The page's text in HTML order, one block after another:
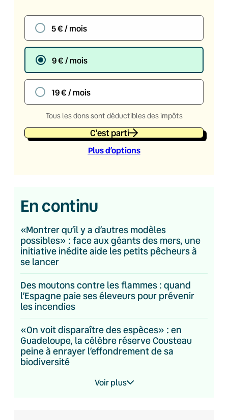
5 € / mois
9 € / mois
19 € / mois
Tous les dons sont déductibles des impôts
C'est parti
Plus d’options
En continu
«Montrer qu’il y a d’autres modèles
possibles» : face aux géants des mers, une
initiative inédite aide les petits pêcheurs à
se lancer
Des moutons contre les flammes : quand
l’Espagne paie ses éleveurs pour prévenir
les incendies
«On voit disparaître des espèces» : en
Guadeloupe, la célèbre réserve Cousteau
peine à enrayer l’effondrement de sa
biodiversité
Voir plus